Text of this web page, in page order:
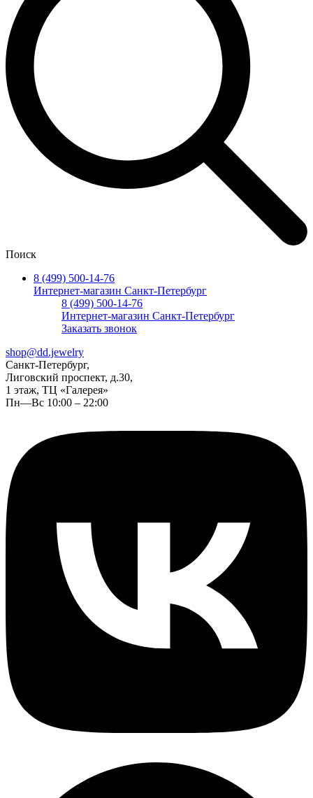
Поиск
8 (499) 500-14-76
Интернет-магазин Санкт-Петербург
8 (499) 500-14-76
Интернет-магазин Санкт-Петербург
Заказать звонок
shop@dd.jewelry
Санкт-Петербург,
Лиговский проспект, д.30,
1 этаж, ТЦ «Галерея»
Пн—Вс 10:00 – 22:00